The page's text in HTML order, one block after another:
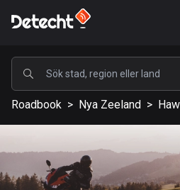
POPULÄRA
USA
589196 rutter
Sverige
204159 rutter
Roadbook > Nya Zeeland >